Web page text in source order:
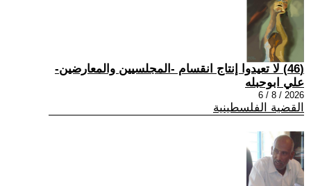
(46) لا تعيدوا إنتاج انقسام -المجلسيين والمعارضين-
علي ابوحبله
2026 / 8 / 6
القضية الفلسطينية